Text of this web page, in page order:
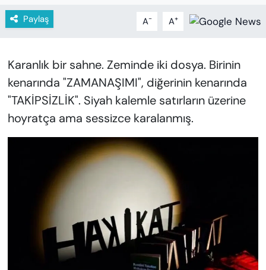
Paylaş A- A+
Karanlık bir sahne. Zeminde iki dosya. Birinin
kenarında "ZAMANAŞIMI", diğerinin kenarında
"TAKİPSİZLİK". Siyah kalemle satırların üzerine
hoyratça ama sessizce karalanmış.
GÜNDEM
KADIN
SAĞLIK
KÜLTÜR-SANAT
MAGAZİN
ÖZEL HABER
Tüm Manşetler
Haber Arşivi